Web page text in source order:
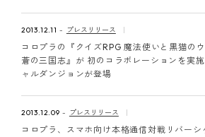
2013.12.11 プレスリリース
コロプラの『クイズRPG 魔法使いと黒猫の
蒼の三国志』が 初のコラボレーションを実
ャルダンジョンが登場
2013.12.09 プレスリリース
コロプラ、スマホ向け本格通信対戦リバー